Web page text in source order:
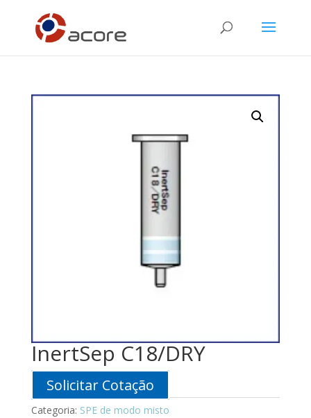
InertSep C18/DRY
Solicitar Cotação
Categoria: SPE de modo misto